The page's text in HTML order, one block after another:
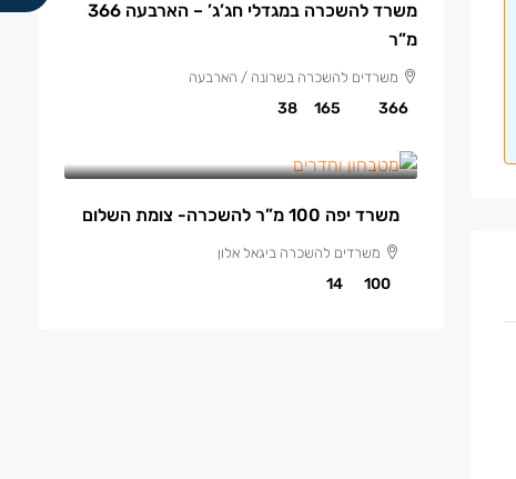
משרד להשכרה במגדלי חג’ג’ – הארבעה 366
מ”ר
משרדים להשכרה בשרונה / הארבעה
366
165
38
משרד יפה 100 מ”ר להשכרה- צומת השלום
משרדים להשכרה ביגאל אלון
100
14